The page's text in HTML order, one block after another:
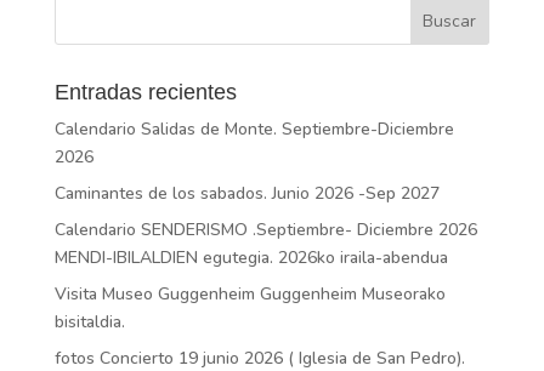
Entradas recientes
Calendario Salidas de Monte. Septiembre-Diciembre
2026
Caminantes de los sabados. Junio 2026 -Sep 2027
Calendario SENDERISMO .Septiembre- Diciembre 2026
MENDI-IBILALDIEN egutegia. 2026ko iraila-abendua
Visita Museo Guggenheim Guggenheim Museorako
bisitaldia.
fotos Concierto 19 junio 2026 ( Iglesia de San Pedro).